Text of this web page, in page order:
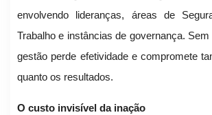
envolvendo lideranças, áreas de
Trabalho e instâncias de governança.
gestão perde efetividade e compromete
quanto os resultados.
O custo invisível da inação